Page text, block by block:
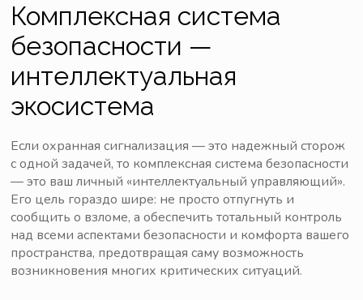
Комплексная система
безопасности —
интеллектуальная
экосистема
Если охранная сигнализация — это надежный сторож
с одной задачей, то комплексная система безопасности
— это ваш личный «интеллектуальный управляющий».
Его цель гораздо шире: не просто отпугнуть и
сообщить о взломе, а обеспечить тотальный контроль
над всеми аспектами безопасности и комфорта вашего
пространства, предотвращая саму возможность
возникновения многих критических ситуаций.